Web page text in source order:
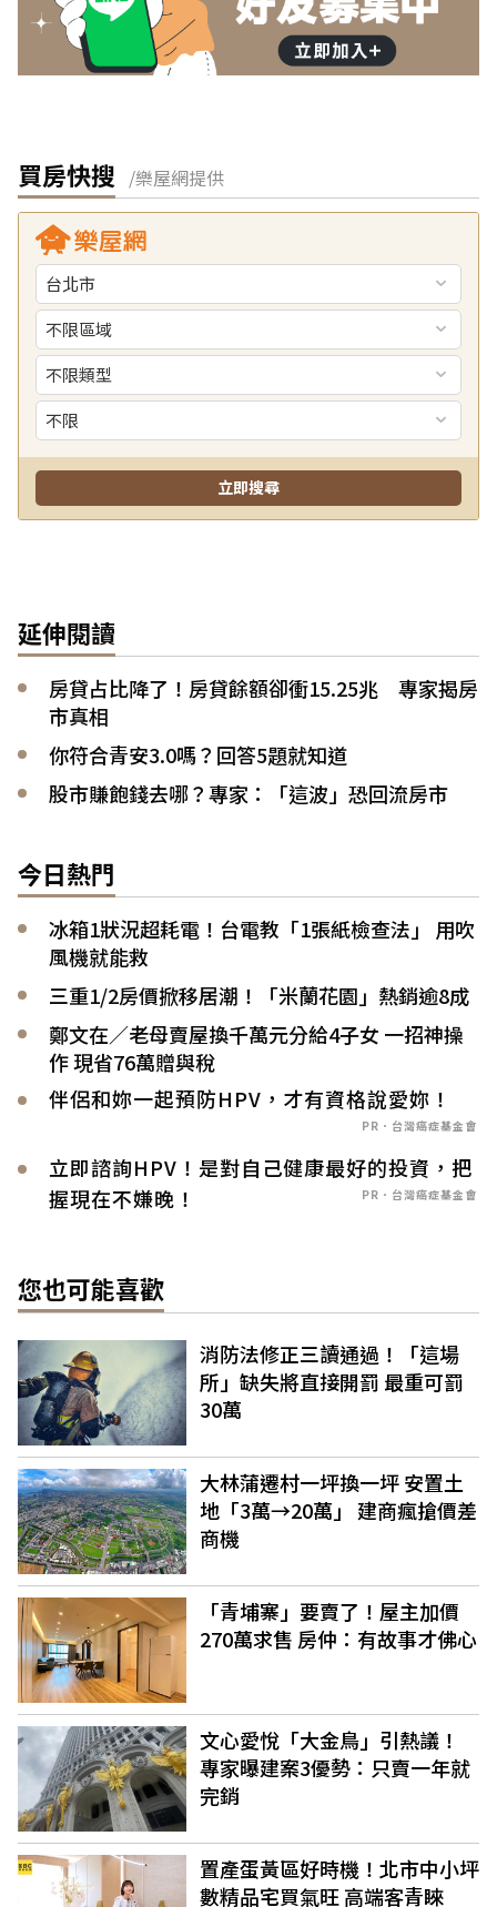
買房快搜 /樂屋網提供
延伸閱讀
房貸占比降了！房貸餘額卻衝15.25兆 專家揭房
市真相
你符合青安3.0嗎？回答5題就知道
股市賺飽錢去哪？專家：「這波」恐回流房市
今日熱門
冰箱1狀況超耗電！台電教「1張紙檢查法」 用吹
風機就能救
三重1/2房價掀移居潮！「米蘭花園」熱銷逾8成
鄭文在／老母賣屋換千萬元分給4子女 一招神操
作 現省76萬贈與稅
伴侶和妳一起預防HPV，才有資格說愛妳！
PR．台灣癌症基金會
立即諮詢HPV！是對自己健康最好的投資，把
握現在不嫌晚！
PR．台灣癌症基金會
您也可能喜歡
消防法修正三讀通過！「這場
所」缺失將直接開罰 最重可罰
30萬
大林蒲遷村一坪換一坪 安置土
地「3萬→20萬」 建商瘋搶價差
商機
「青埔寨」要賣了！屋主加價
270萬求售 房仲：有故事才佛心
文心愛悅「大金鳥」引熱議！
專家曝建案3優勢：只賣一年就
完銷
置產蛋黃區好時機！北市中小坪
數精品宅買氣旺 高端客青睞